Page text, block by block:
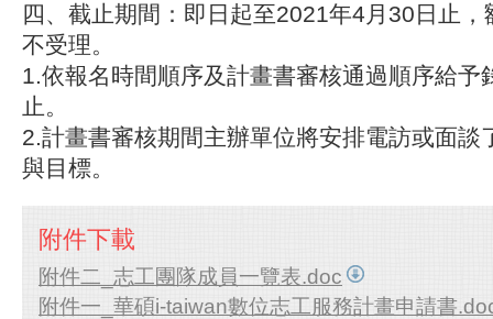
四、截止期間：即日起至2021年4月30日止，
不受理。
1.依報名時間順序及計畫書審核通過順序給予
止。
2.計畫書審核期間主辦單位將安排電訪或面談
與目標。
附件下載
附件二_志工團隊成員一覽表.doc
附件一_華碩i-taiwan數位志工服務計畫申請書